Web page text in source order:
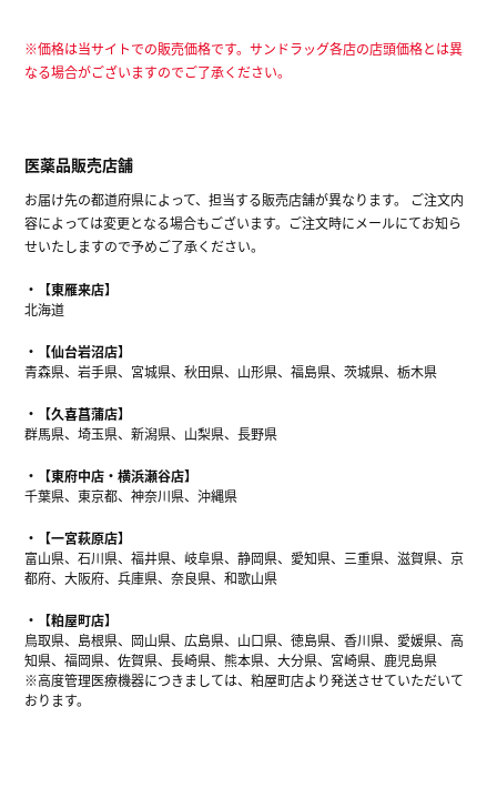
※価格は当サイトでの販売価格です。サンドラッグ各店の店頭価格とは異
なる場合がございますのでご了承ください。
医薬品販売店舗
お届け先の都道府県によって、担当する販売店舗が異なります。 ご注文内
容によっては変更となる場合もございます。ご注文時にメールにてお知ら
せいたしますので予めご了承ください。
【東雁来店】
北海道
【仙台岩沼店】
青森県、岩手県、宮城県、秋田県、山形県、福島県、茨城県、栃木県
【久喜菖蒲店】
群馬県、埼玉県、新潟県、山梨県、長野県
【東府中店・横浜瀬谷店】
千葉県、東京都、神奈川県、沖縄県
【一宮萩原店】
富山県、石川県、福井県、岐阜県、静岡県、愛知県、三重県、滋賀県、京
都府、大阪府、兵庫県、奈良県、和歌山県
【粕屋町店】
鳥取県、島根県、岡山県、広島県、山口県、徳島県、香川県、愛媛県、高
知県、福岡県、佐賀県、長崎県、熊本県、大分県、宮崎県、鹿児島県
※高度管理医療機器につきましては、粕屋町店より発送させていただいて
おります。